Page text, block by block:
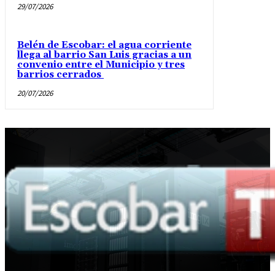
29/07/2026
Belén de Escobar: el agua corriente
llega al barrio San Luis gracias a un
convenio entre el Municipio y tres
barrios cerrados
20/07/2026